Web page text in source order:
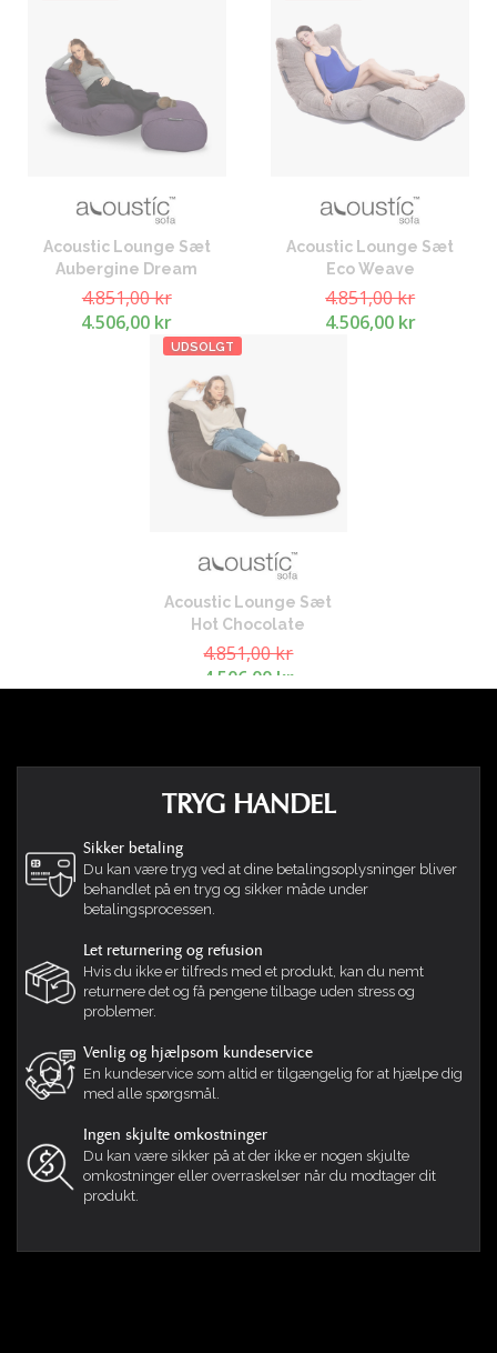
Acoustic Lounge Sæt
Aubergine Dream
4.851,00 kr
4.506,00 kr
Acoustic Lounge Sæt
Eco Weave
4.851,00 kr
4.506,00 kr
UDSOLGT
Acoustic Lounge Sæt
Hot Chocolate
4.851,00 kr
4.506,00 kr
TRYG HANDEL
Sikker betaling
Du kan være tryg ved at dine betalingsoplysninger bliver
behandlet på en tryg og sikker måde under
betalingsprocessen.
Let returnering og refusion
Hvis du ikke er tilfreds med et produkt, kan du nemt
returnere det og få pengene tilbage uden stress og
problemer.
Venlig og hjælpsom kundeservice
En kundeservice som altid er tilgængelig for at hjælpe dig
med alle spørgsmål.
Ingen skjulte omkostninger
Du kan være sikker på at der ikke er nogen skjulte
omkostninger eller overraskelser når du modtager dit
produkt.